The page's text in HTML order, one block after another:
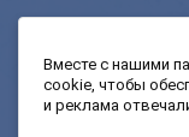
Моя школа
Вместе с нашими
cookie, чтобы
и реклама